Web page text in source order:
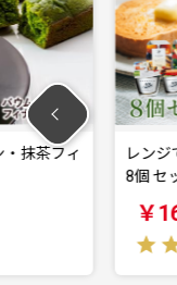
抹茶フィ
レンジ
8個 セッ
￥